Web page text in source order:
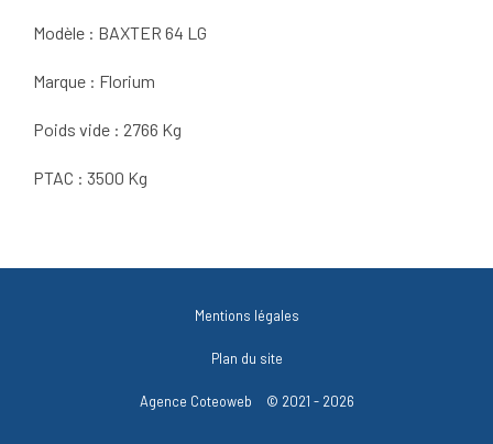
Modèle : BAXTER 64 LG
Marque : Florium
Poids vide : 2766 Kg
PTAC : 3500 Kg
Mentions légales
Plan du site
Agence Coteoweb © 2021 - 2026